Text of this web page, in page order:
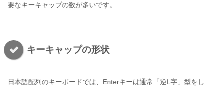
要なキーキャップの数が多いです。
キーキャップの形状
日本語配列のキーボードでは、Enterキーは通常「逆L字」型をし